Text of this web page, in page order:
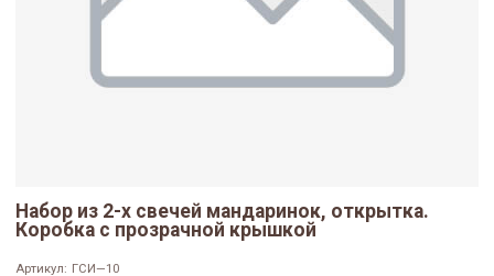
Набор из 2-х свечей мандаринок, открытка.
Коробка с прозрачной крышкой
Артикул: ГСИ—10